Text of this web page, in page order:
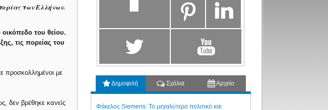
των Ελλήνων.
του θείου.
τις πορείας του
προσκολλημένοι με
δεν βρέθηκε κανείς
Δημοφιλή Σχόλια Αρχείο
Φάκελος Siemens: Το μεγαλύτερο πολιτικό και